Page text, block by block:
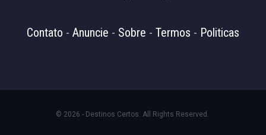
Contato - Anuncie - Sobre - Termos - Politicas
© 2026 - Destinos Certos. All Rights Reserved.